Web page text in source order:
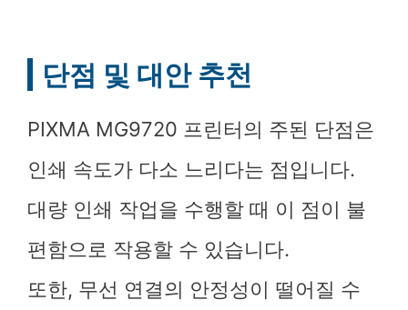
단점 및 대안 추천
PIXMA MG9720 프린터의 주된 단점은
인쇄 속도가 다소 느리다는 점입니다.
대량 인쇄 작업을 수행할 때 이 점이 불
편함으로 작용할 수 있습니다.
또한, 무선 연결의 안정성이 떨어질 수